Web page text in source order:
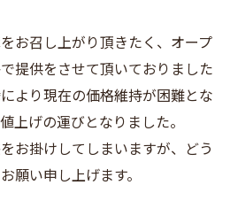
お召し上がり頂きたく、オープ
提供をさせて頂いておりました
より現在の価格維持が困難とな
上げの運びとなりました。
お掛けしてしまいますが、どう
願い申し上げます。